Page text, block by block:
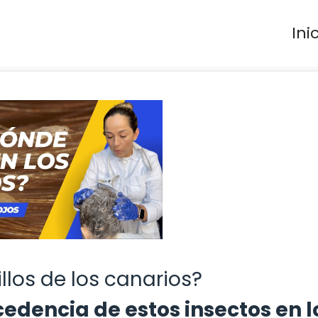
de los canarios?
de estos insectos en